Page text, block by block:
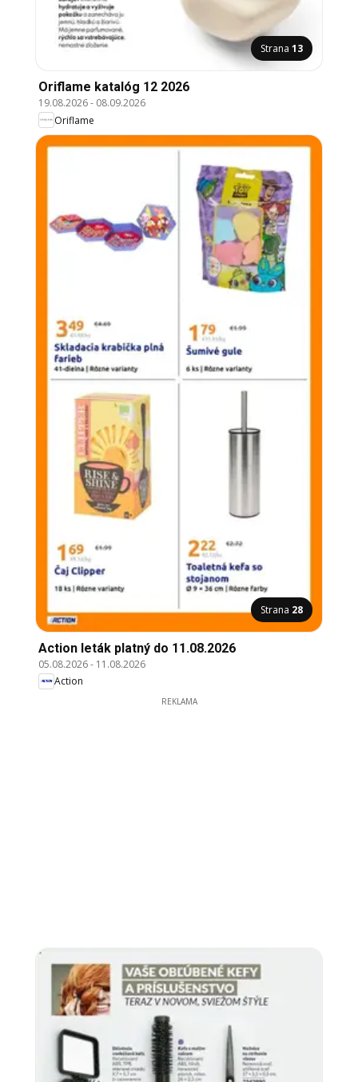
Strana 13
Oriflame katalóg 12 2026
19.08.2026- 08.09.2026
Oriflame
Strana 28
Action leták platný do 11.08.2026
05.08.2026- 11.08.2026
Action
REKLAMA